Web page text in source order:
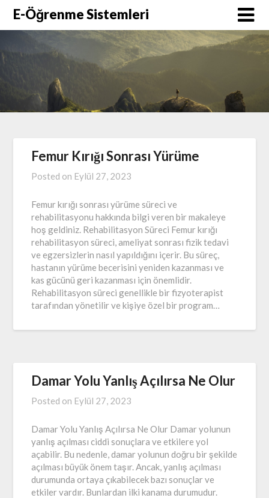
SkipE-Öğrenme Sistemleri
Femur Kırığı Sonrası Yürüme
Posted on Eylül 27, 2023
Femur kırığı sonrası yürüme süreci ve
rehabilitasyonu hakkında bilgi veren bir makaleye
hoş geldiniz. Rehabilitasyon Süreci Femur kırığı
rehabilitasyon süreci, ameliyat sonrası fizik tedavi
ve egzersizlerin nasıl yapıldığını içerir. Bu süreç,
hastanın yürüme becerisini yeniden kazanması ve
kas gücünü geri kazanması için önemlidir.
Rehabilitasyon süreci genellikle bir fizyoterapist
tarafından yönetilir ve kişiye özel bir program…
Damar Yolu Yanlış Açılırsa Ne Olur
Posted on Eylül 27, 2023
Damar Yolu Yanlış Açılırsa Ne Olur Damar yolunun
yanlış açılması ciddi sonuçlara ve etkilere yol
açabilir. Bu nedenle, damar yolunun doğru bir şekilde
açılması büyük önem taşır. Ancak, yanlış açılması
durumunda ortaya çıkabilecek bazı sonuçlar ve
etkiler vardır. Bunlardan ilki kanama durumudur.